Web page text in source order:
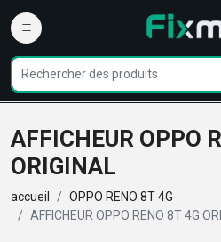
AFFICHEUR OPPO
ORIGINAL
accueil
OPPO RENO 8T 4G
AFFICHEUR OPPO RENO 8T 4G